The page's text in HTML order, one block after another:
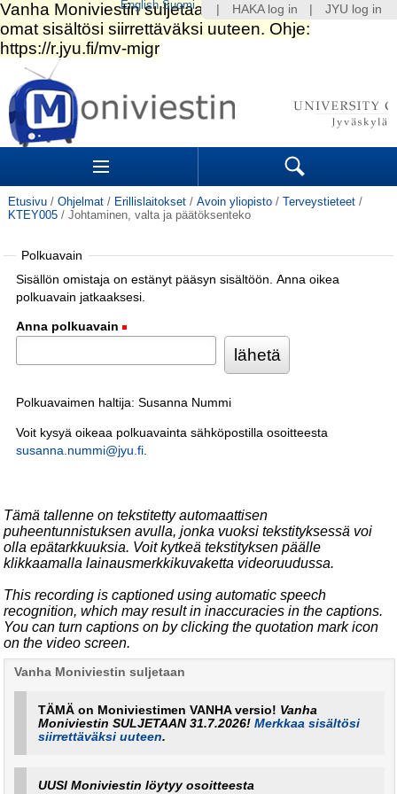
Siirry
sisältöön.
|
Siirry
navigointiin
Sections Search
Etusivu / Ohjelmat / Erillislaitokset / Avoin yliopisto / Terveystieteet /
KTEY005 / Johtaminen, valta ja päätöksenteko
Polkuavain
Sisällön omistaja on estänyt pääsyn sisältöön. Anna oikea
polkuavain jatkaaksesi.
Anna polkuavain
Polkuavaimen haltija: Susanna Nummi
Voit kysyä oikeaa polkuavainta sähköpostilla osoitteesta
susanna.nummi@jyu.fi.
Tämä tallenne on tekstitetty automaattisen
puheentunnistuksen avulla, jonka vuoksi tekstityksessä voi
olla epätarkkuuksia. Voit kytkeä tekstityksen päälle
klikkaamalla lainausmerkkikuvaketta videoruudussa.
This recording is captioned using automatic speech
recognition, which may result in inaccuracies in the captions.
You can turn captions on by clicking the quotation mark icon
on the video screen.
Vanha Moniviestin suljetaan
TÄMÄ on Moniviestimen VANHA versio! Vanha
Moniviestin SULJETAAN 31.7.2026!Merkkaa sisältösi
siirrettäväksi uuteen.
UUSI Moniviestin löytyy osoitteesta
HAKA log in JYU log in
English Suomi